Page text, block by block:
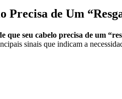
Precisa de Um
que seu cabelo precisa de um
sinais que indicam a